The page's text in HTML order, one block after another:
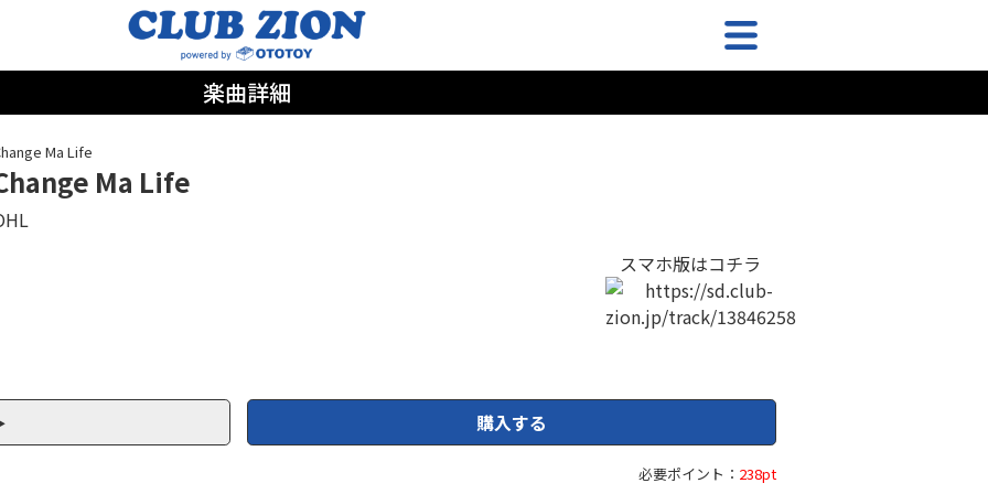
楽曲詳細
Ma Life
Ma Life
スマホ版はコチラ
購入する
必要ポイント： 238pt